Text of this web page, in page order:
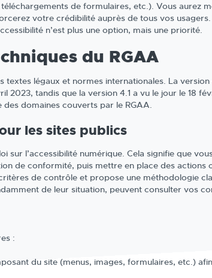
de formulaires, etc.). Vous aurez
votre crédibilité auprès de tous vos
n’est plus une option, mais une priorité.
du RGAA
textes légaux et normes internationales. La
2023, tandis que la version 4.1 a vu le jour le 18
domaines couverts par le RGAA.
les sites publics
sur l’accessibilité numérique. Cela signifie que
de conformité, puis mettre en place des actions
de contrôle et propose une méthodologie
de leur situation, peuvent consulter vos
:
du site (menus, images, formulaires, etc.)